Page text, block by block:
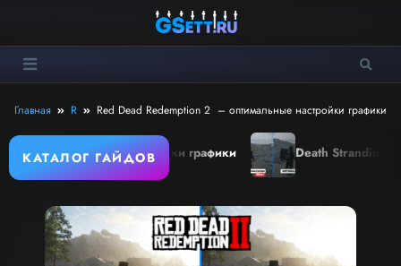
Главная R Red Dead Redemption 2 – оптимальные настройки графики
КАТАЛОГ ГАЙДОВ
настройки графики Crimson Desert – оптимальные